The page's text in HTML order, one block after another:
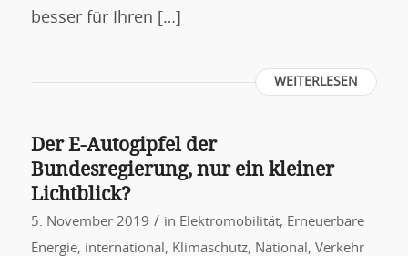
besser für Ihren […]
WEITERLESEN
Der E-Autogipfel der
Bundesregierung, nur ein kleiner
Lichtblick?
5. November 2019 / in Elektromobilität, Erneuerbare
Energie, international , Klimaschutz, National , Verkehr